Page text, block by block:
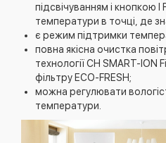
підсвічуванням і кнопкою I
температури в точці, де
є режим підтримки
повна якісна очистка
технології CH SMART-ION
фільтру ЕСО-FRESH;
можна регулювати
температури.